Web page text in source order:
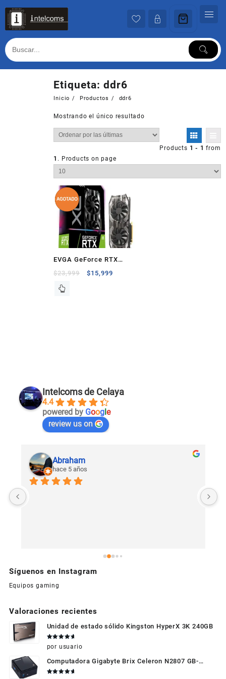
contenido
Etiqueta:ddr6
Inicio Productos ddr6
Mostrando el único resultado
Products 1 - 1 from
1 . Products on page
EVGA GeForce RTX
2080 XC GAMING, 8GB
GDDR6
$23,999 $15,999
Intelcoms de Celaya
4.4
powered by Google
review us on
Abraham
hace 5 años
Síguenos en Instagram
Equipos gaming
Valoraciones recientes
Unidad de estado sólido Kingston HyperX 3K 240GB
en5 de 5
por usuario
Computadora Gigabyte Brix Celeron N2807 GB-
BXBT-2807 + WIFI + RAM de 4GB + HDD 500gb +